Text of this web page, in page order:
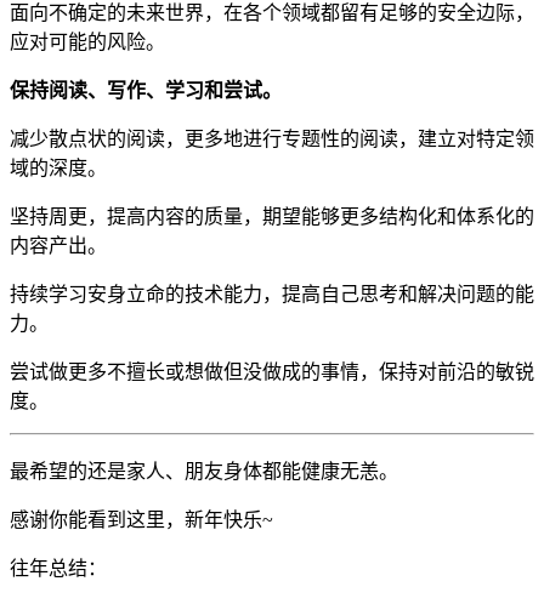
面向不确定的未来世界，在各个领域都留有足够的安全边际，
应对可能的风险。
保持阅读、写作、学习和尝试。
减少散点状的阅读，更多地进行专题性的阅读，建立对特定领
域的深度。
坚持周更，提高内容的质量，期望能够更多结构化和体系化的
内容产出。
持续学习安身立命的技术能力，提高自己思考和解决问题的能
力。
尝试做更多不擅长或想做但没做成的事情，保持对前沿的敏锐
度。
最希望的还是家人、朋友身体都能健康无恙。
感谢你能看到这里，新年快乐~
往年总结：